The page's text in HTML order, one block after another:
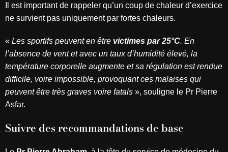
Il est important de rappeler qu’un coup de chaleur d’exercice
ne survient pas uniquement par fortes chaleurs.
« Les sportifs peuvent en être victimes par 25°C. En
l’absence de vent et avec un taux d’humidité élevé, la
température corporelle augmente et sa régulation est rendue
difficile, voire impossible, provoquant ces malaises qui
peuvent être très graves voire fatals », souligne le Pr Pierre
Asfar.
Suivre des recommandations de base